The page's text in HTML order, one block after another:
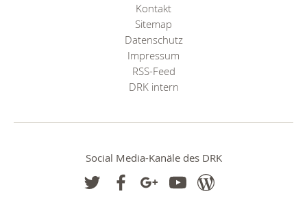
Kontakt
Sitemap
Datenschutz
Impressum
RSS-Feed
DRK intern
Social Media-Kanäle des DRK